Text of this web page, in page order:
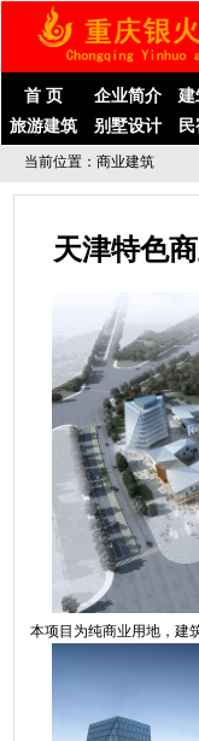
首 页 企业简介 建
旅游建筑
别墅设计
当前位置：商业建筑
天津特色
本项目为纯商业用地，建